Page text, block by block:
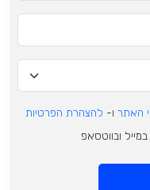
האתר ו- להצהרת הפרטיות
ובווטסאפ